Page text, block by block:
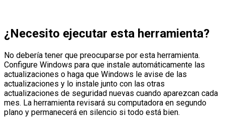
¿Necesito ejecutar esta herramienta?
No debería tener que preocuparse por esta herramienta.
Configure Windows para que instale automáticamente las
actualizaciones o haga que Windows le avise de las
actualizaciones y lo instale junto con las otras
actualizaciones de seguridad nuevas cuando aparezcan cada
mes. La herramienta revisará su computadora en segundo
plano y permanecerá en silencio si todo está bien.